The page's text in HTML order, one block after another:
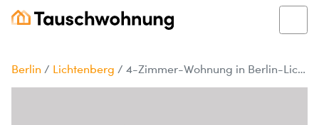
Berlin / Lichtenberg / 4-Zimmer-Wohnung in Berlin-Lichtenberg